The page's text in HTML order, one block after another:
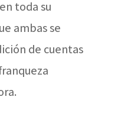
toda su
ambas se
de cuentas